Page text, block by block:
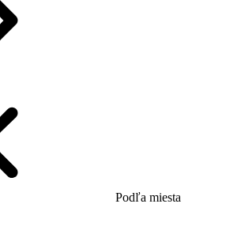
Podľa miesta